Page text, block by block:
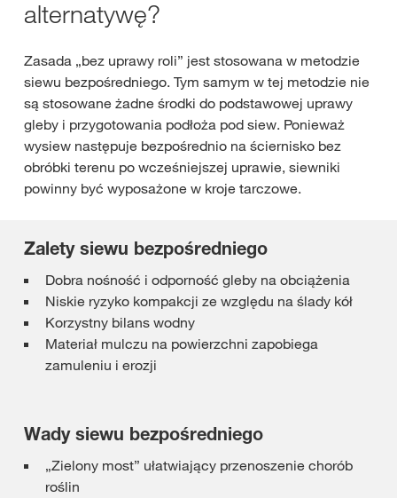
alternatywę?
Zasada „bez uprawy roli” jest stosowana w metodzie
siewu bezpośredniego. Tym samym w tej metodzie nie
są stosowane żadne środki do podstawowej uprawy
gleby i przygotowania podłoża pod siew. Ponieważ
wysiew następuje bezpośrednio na ściernisko bez
obróbki terenu po wcześniejszej uprawie, siewniki
powinny być wyposażone w kroje tarczowe.
Zalety siewu bezpośredniego
Dobra nośność i odporność gleby na obciążenia
Niskie ryzyko kompakcji ze względu na ślady kół
Korzystny bilans wodny
Materiał mulczu na powierzchni zapobiega
zamuleniu i erozji
Wady siewu bezpośredniego
„Zielony most” ułatwiający przenoszenie chorób
roślin